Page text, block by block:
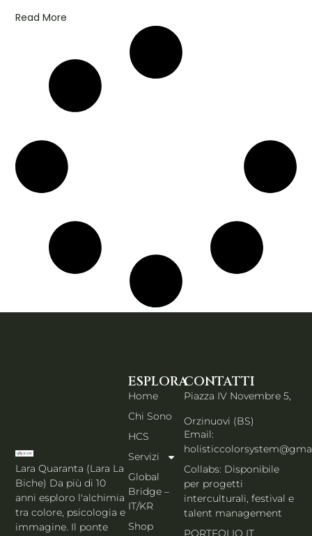
Read More
Lara Quaranta (Lara La
Biche) Da più di 10
anni esploro l'alchimia
tra colore, psicologia e
immagine. Il ponte
ESPLORA
Home
Chi Sono
HCS
Servizi
Global
Bridge –
IT/KR
Shop
CONTATTI
Piazza IV Novembre 5,
Orzinuovi (BS)
Email:
Collabs: Disponibile
per progetti
interculturali, festival e
talent management
PORTFOLIO IT